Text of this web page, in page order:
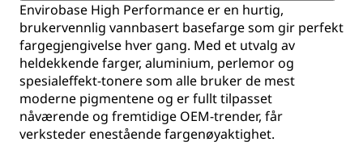
Envirobase High Performance er en hurtig,
brukervennlig vannbasert basefarge som gir perfekt
fargegjengivelse hver gang. Med et utvalg av
heldekkende farger, aluminium, perlemor og
spesialeffekt-tonere som alle bruker de mest
moderne pigmentene og er fullt tilpasset
nåværende og fremtidige OEM-trender, får
verksteder enestående fargenøyaktighet.